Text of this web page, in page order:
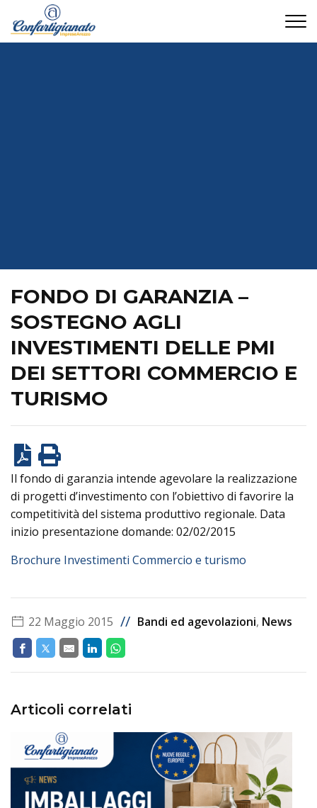
FONDO DI GARANZIA –
SOSTEGNO AGLI
INVESTIMENTI DELLE PMI
DEI SETTORI COMMERCIO E
TURISMO
Il fondo di garanzia intende agevolare la realizzazione
di progetti d’investimento con l’obiettivo di favorire la
competitività del sistema produttivo regionale. Data
inizio presentazione domande: 02/02/2015
Brochure Investimenti Commercio e turismo
22 Maggio 2015 // Bandi ed agevolazioni, News
Articoli correlati